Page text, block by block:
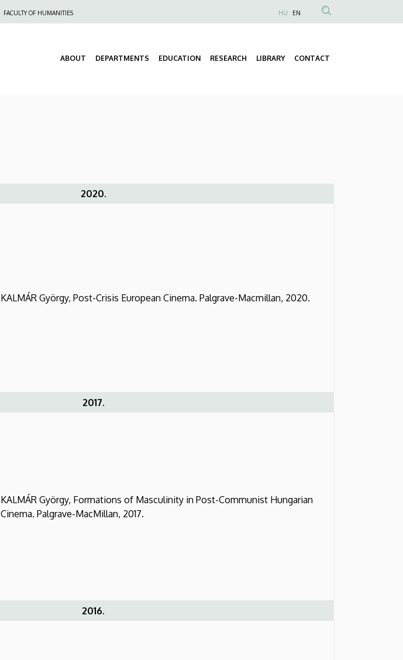
FACULTY OF HUMANITIES
Anonim
fiók
HU EN
ABOUT DEPARTMENTS EDUCATION RESEARCH LIBRARY CONTACT
2020.
KALMÁR György, Post-Crisis European Cinema. Palgrave-Macmillan, 2020.
2017.
KALMÁR György, Formations of Masculinity in Post-Communist Hungarian
Cinema. Palgrave-MacMillan, 2017.
2016.